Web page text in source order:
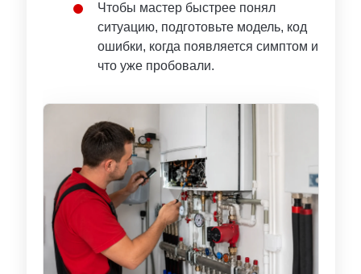
Чтобы мастер быстрее понял
ситуацию, подготовьте модель, код
ошибки, когда появляется симптом и
что уже пробовали.